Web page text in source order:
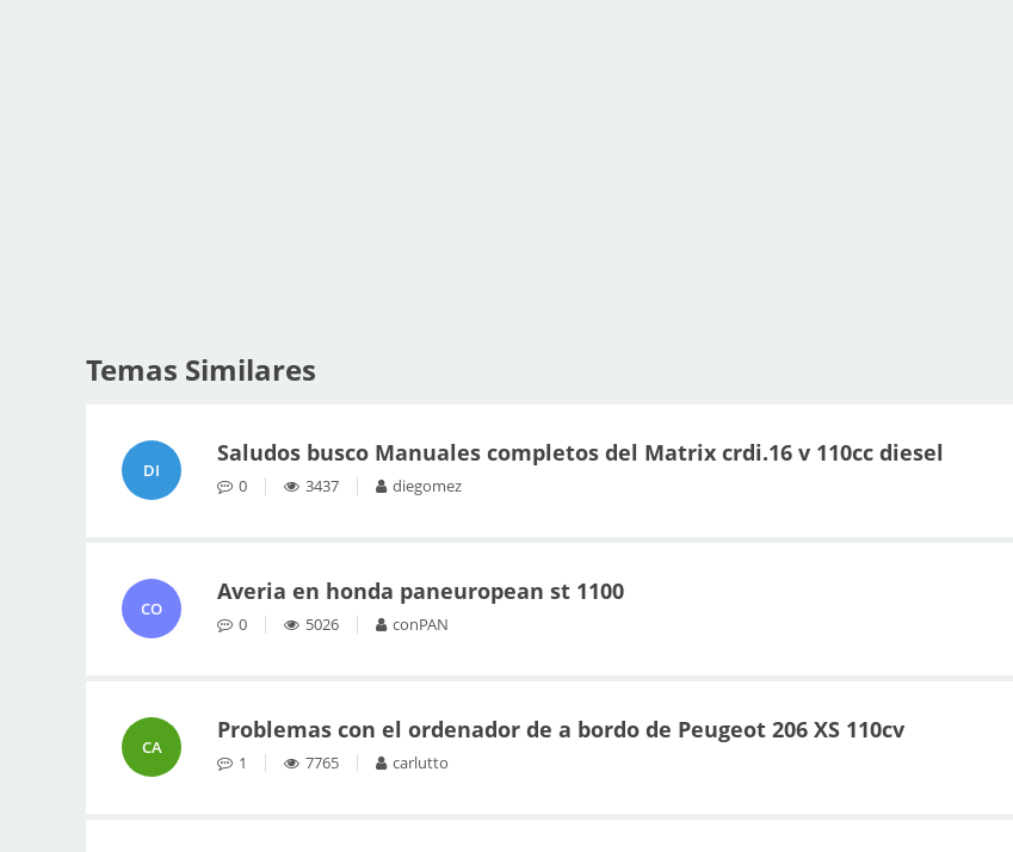
Temas Similares
DI
Saludos busco Manuales completos del Matrix crdi.16 v 110cc diesel
0 3437 diegomez
CO
Averia en honda paneuropean st 1100
0 5026 conPAN
CA
Problemas con el ordenador de a bordo de Peugeot 206 XS 110cv
1 7765 carlutto